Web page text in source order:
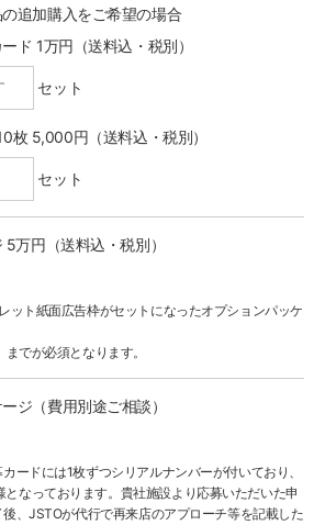
追加購入をご希望の場合
ド 1万円（送料込・税別）
セット
枚 5,000円（送料込・税別）
セット
万円（送料込・税別）
ット紙面広告枠がセットになったオプションパッケ
でが必須となります。
ジ（費用別途ご相談）
ードには1枚ずつシリアルナンバーが付いており、
なっております。貴社施設より応募いただいた申
、JSTOが代行で再来店のアプローチ等を記載した